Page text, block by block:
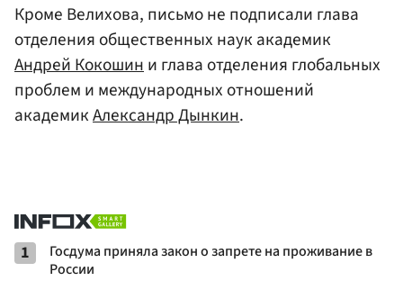
Кроме Велихова, письмо не подписали глава
отделения общественных наук академик
Андрей Кокошин и глава отделения глобальных
проблем и международных отношений
академикАлександр Дынкин.
1
Госдума приняла закон о запрете на проживание в
России